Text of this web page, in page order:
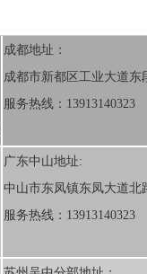
成都地址：
成都市新都区工业大道东
服务热线：13913140323
广东中山地址:
中山市东凤镇东凤大道北
服务热线：13913140323